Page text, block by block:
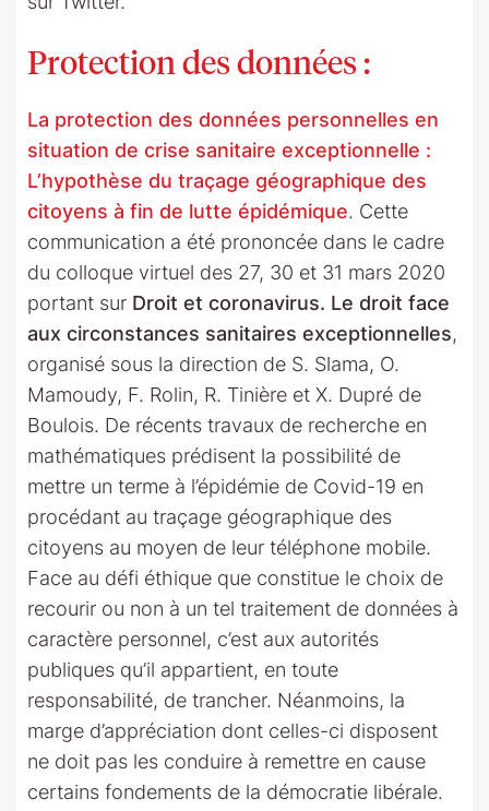
Protection des données :
La protection des données personnelles en
situation de crise sanitaire exceptionnelle :
L’hypothèse du traçage géographique des
citoyens à fin de lutte épidémique. Cette
communication a été prononcée dans le cadre
du colloque virtuel des 27, 30 et 31 mars 2020
portant sur Droit et coronavirus. Le droit face
aux circonstances sanitaires exceptionnelles,
organisé sous la direction de S. Slama, O.
Mamoudy, F. Rolin, R. Tinière et X. Dupré de
Boulois. De récents travaux de recherche en
mathématiques prédisent la possibilité de
mettre un terme à l’épidémie de Covid-19 en
procédant au traçage géographique des
citoyens au moyen de leur téléphone mobile.
Face au défi éthique que constitue le choix de
recourir ou non à un tel traitement de données à
caractère personnel, c’est aux autorités
publiques qu’il appartient, en toute
responsabilité, de trancher. Néanmoins, la
marge d’appréciation dont celles-ci disposent
ne doit pas les conduire à remettre en cause
certains fondements de la démocratie libérale.